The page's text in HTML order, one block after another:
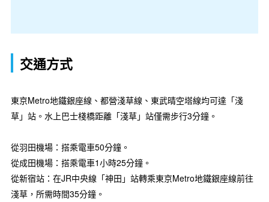
交通方式
東京Metro地鐵銀座線、都營淺草線、東武晴空塔線均可達「淺
草」站。水上巴士棧橋距離「淺草」站僅需步行3分鐘。
從羽田機場：搭乘電車50分鐘。
從成田機場：搭乘電車1小時25分鐘。
從新宿站：在JR中央線「神田」站轉乘東京Metro地鐵銀座線前往
淺草，所需時間35分鐘。